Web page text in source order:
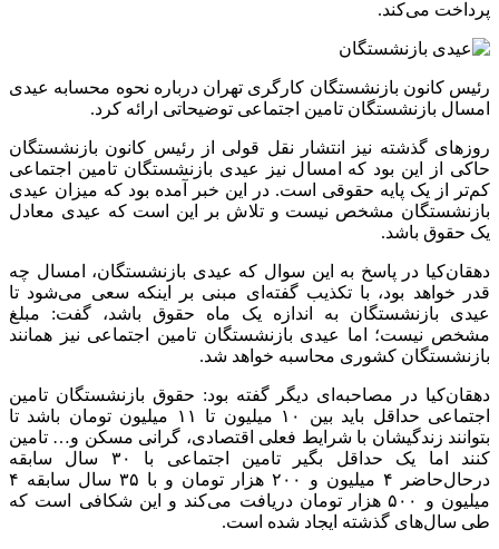
پرداخت می‌کند.
رئیس کانون بازنشستگان کارگری تهران درباره نحوه محسابه عیدی
امسال بازنشستگان تامین اجتماعی توضیحاتی ارائه کرد.
روزهای گذشته نیز انتشار نقل قولی از رئیس کانون بازنشستگان
حاکی از این بود که امسال نیز عیدی بازنشستگان تامین اجتماعی
کم‌تر از یک پایه حقوقی است. در این خبر آمده بود که میزان عیدی
بازنشستگان مشخص نیست و تلاش بر این است که عیدی معادل
یک حقوق باشد.
دهقان‌کیا در پاسخ به این سوال که عیدی بازنشستگان، امسال چه
قدر خواهد بود، با تکذیب گفته‌ای مبنی بر اینکه سعی می‌شود تا
عیدی بازنشستگان به اندازه یک ماه حقوق باشد، گفت: مبلغ
مشخص نیست؛ اما عیدی بازنشستگان تامین اجتماعی نیز همانند
بازنشستگان کشوری محاسبه خواهد شد.
دهقان‌کیا در مصاحبه‌ای دیگر گفته بود: حقوق بازنشستگان تامین
اجتماعی حداقل باید بین ۱۰ میلیون تا ۱۱ میلیون تومان باشد تا
بتوانند زندگیشان با شرایط فعلی اقتصادی، گرانی مسکن و… تامین
کنند اما یک حداقل بگیر تامین اجتماعی با ۳۰ سال سابقه
درحال‌حاضر ۴ میلیون و ۲۰۰ هزار تومان و با ۳۵ سال سابقه ۴
میلیون و ۵۰۰ هزار تومان دریافت می‌کند و این شکافی است که
طی سال‌های گذشته ایجاد شده است.